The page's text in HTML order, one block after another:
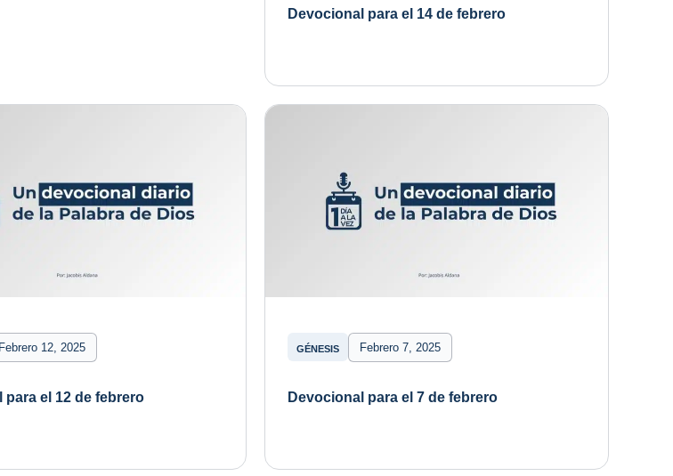
Devocional para el 14 de febrero
Febrero 12, 2025
para el 12 de febrero
GÉNESIS Febrero 7, 2025
Devocional para el 7 de febrero